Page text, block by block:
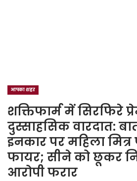
आपका शहर
शक्तिफार्म में सिरफिरे
दुस्साहसिक वारदात:
इनकार पर महिला
फायर; सीने को छूकर
आरोपी फरार